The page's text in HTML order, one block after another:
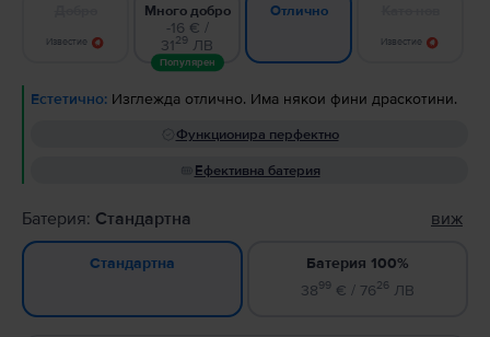
Известие
Много добро
-16 € /
3129 ЛВ
Популярен
Отлично
Известие
Естетично: Изглежда отлично. Има някои фини драскотини.
Функционира перфектно
Ефективна батерия
Батерия: Стандартна виж
Стандартна
Батерия 100%
3899 € / 7626 ЛВ